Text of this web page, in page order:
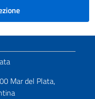
Mar del Plata,